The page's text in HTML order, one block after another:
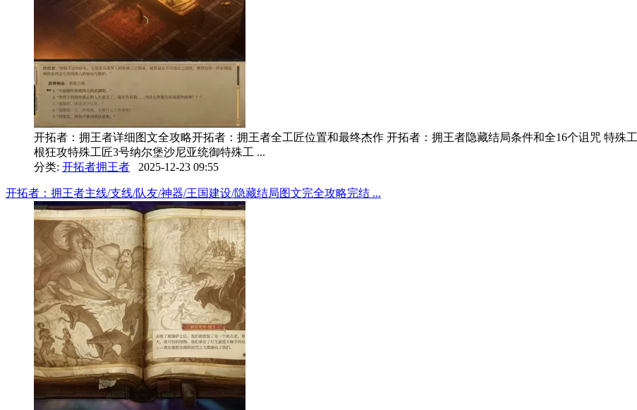
开拓者：拥王者详细图文全攻略开拓者：拥王者全工匠位置和最终杰作 开拓者：拥王者隐藏结局条件和全16个诅咒 特殊
根狂攻特殊工匠3号纳尔堡沙尼亚统御特殊工 ...
分类: 开拓者拥王者 2025-12-23 09:55
开拓者：拥王者主线/支线/队友/神器/王国建设/隐藏结局图文完全攻略完结 ...